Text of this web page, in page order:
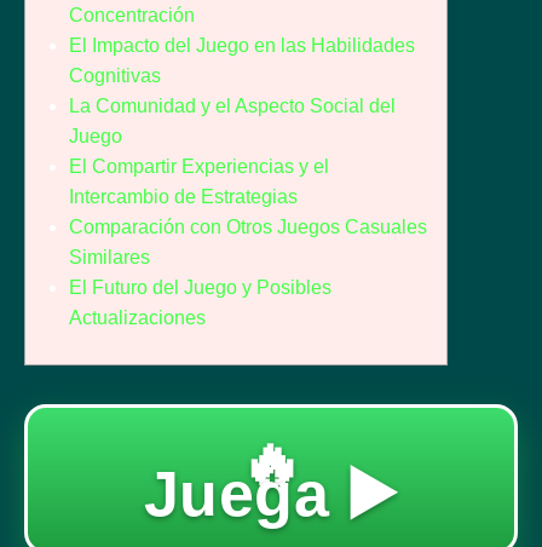
Concentración
El Impacto del Juego en las Habilidades
Cognitivas
La Comunidad y el Aspecto Social del
Juego
El Compartir Experiencias y el
Intercambio de Estrategias
Comparación con Otros Juegos Casuales
Similares
El Futuro del Juego y Posibles
Actualizaciones
🔥
Juega ▶️